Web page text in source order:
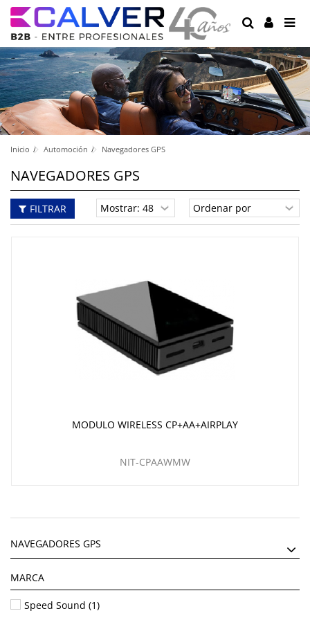
Inicio Automoción Navegadores GPS
NAVEGADORES GPS
FILTRAR
MODULO WIRELESS CP+AA+AIRPLAY
NIT-CPAAWMW
NAVEGADORES GPS
MARCA
Speed Sound (1)